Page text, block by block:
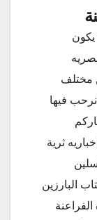
يكون
مختلف
نرحب فيها
ثرية
البارزين